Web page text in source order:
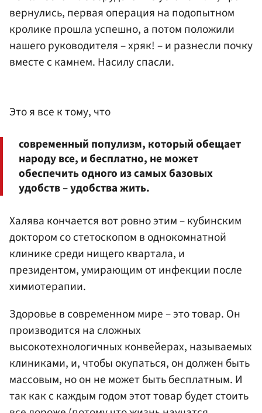
вернулись, первая операция на подопытном
кролике прошла успешно, а потом положили
нашего руководителя – хряк! – и разнесли почку
вместе с камнем. Насилу спасли.
Это я все к тому, что
современный популизм, который обещает
народу все, и бесплатно, не может
обеспечить одного из самых базовых
удобств – удобства жить.
Халява кончается вот ровно этим – кубинским
доктором со стетоскопом в однокомнатной
клинике среди нищего квартала, и
президентом, умирающим от инфекции после
химиотерапии.
Здоровье в современном мире – это товар. Он
производится на сложных
высокотехнологичных конвейерах, называемых
клиниками, и, чтобы окупаться, он должен быть
массовым, но он не может быть бесплатным. И
так как с каждым годом этот товар будет стоить